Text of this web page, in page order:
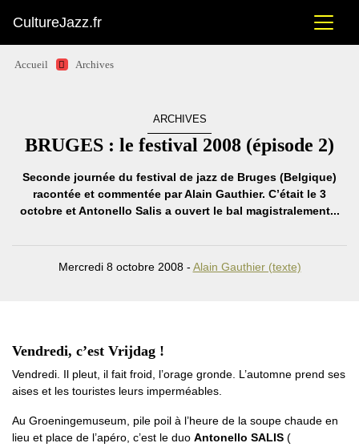
CultureJazz.fr
Accueil Archives
ARCHIVES
BRUGES : le festival 2008 (épisode 2)
Seconde journée du festival de jazz de Bruges (Belgique)
racontée et commentée par Alain Gauthier. C’était le 3
octobre et Antonello Salis a ouvert le bal magistralement...
Mercredi 8 octobre 2008 - Alain Gauthier (texte)
Vendredi, c’est Vrijdag !
Vendredi. Il pleut, il fait froid, l’orage gronde. L’automne prend ses
aises et les touristes leurs imperméables.
Au Groeningemuseum, pile poil à l’heure de la soupe chaude en
lieu et place de l’apéro, c’est le duo Antonello SALIS (